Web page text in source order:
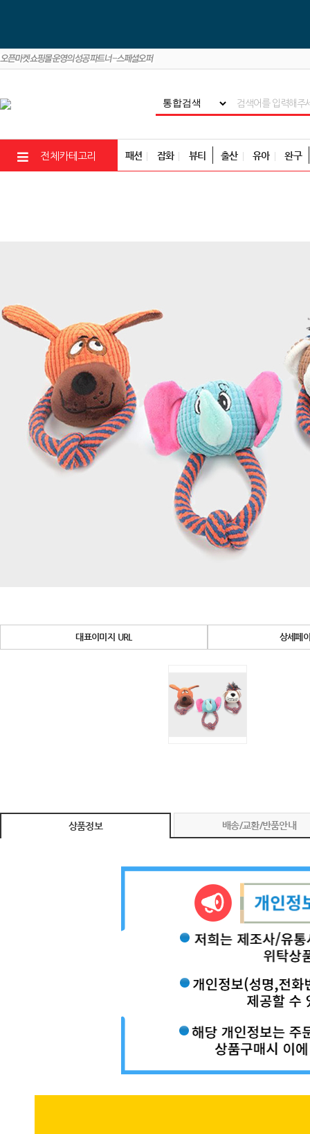
전체카테고리 패션 잡화 뷰티 출산 유아 완구
대표이미지 URL 상세페
상품정보 배송/교환/반품안내